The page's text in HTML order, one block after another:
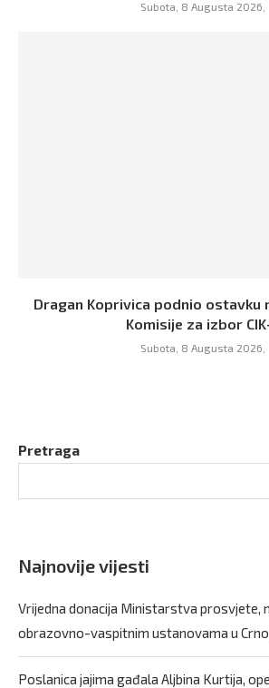
Subota, 8 Augusta 2026,
Dragan Koprivica podnio ostavku
Komisije za izbor
Subota, 8 Augusta 2026,
Pretraga
Najnovije vijesti
Vrijedna donacija Ministarstva prosvjete,
obrazovno-vaspitnim ustanovama u
Poslanica jajima gađala Aljbina Kurtija,